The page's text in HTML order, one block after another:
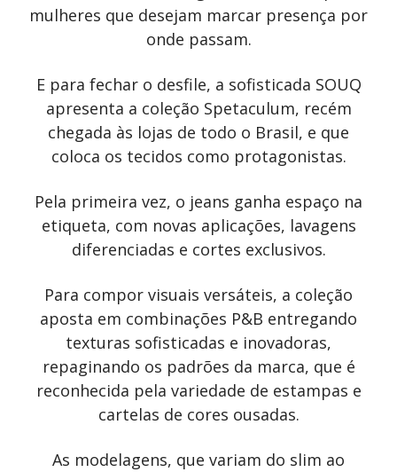
mulheres que desejam marcar presença por
onde passam.
E para fechar o desfile, a sofisticada SOUQ
apresenta a coleção Spetaculum, recém
chegada às lojas de todo o Brasil, e que
coloca os tecidos como protagonistas.
Pela primeira vez, o jeans ganha espaço na
etiqueta, com novas aplicações, lavagens
diferenciadas e cortes exclusivos.
Para compor visuais versáteis, a coleção
aposta em combinações P&B entregando
texturas sofisticadas e inovadoras,
repaginando os padrões da marca, que é
reconhecida pela variedade de estampas e
cartelas de cores ousadas.
As modelagens, que variam do slim ao